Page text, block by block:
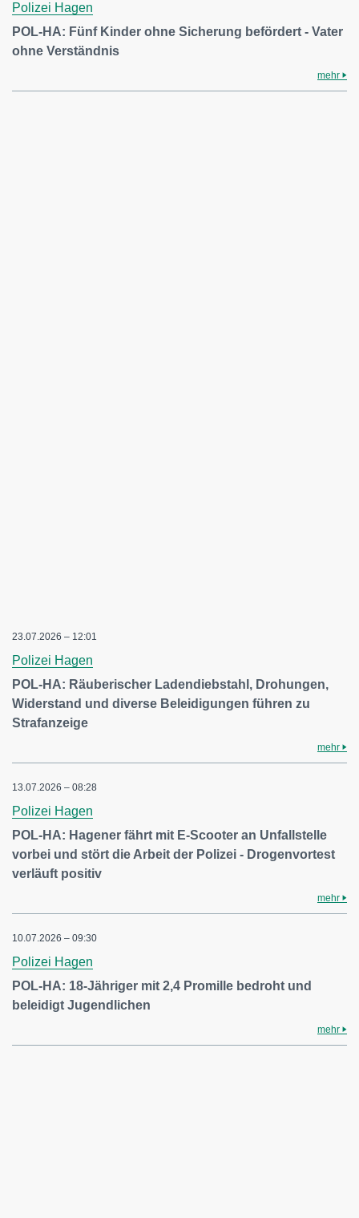
Polizei Hagen
POL-HA: Fünf Kinder ohne Sicherung befördert - Vater
ohne Verständnis
mehr
23.07.2026 – 12:01
Polizei Hagen
POL-HA: Räuberischer Ladendiebstahl, Drohungen,
Widerstand und diverse Beleidigungen führen zu
Strafanzeige
mehr
13.07.2026 – 08:28
Polizei Hagen
POL-HA: Hagener fährt mit E-Scooter an Unfallstelle
vorbei und stört die Arbeit der Polizei - Drogenvortest
verläuft positiv
mehr
10.07.2026 – 09:30
Polizei Hagen
POL-HA: 18-Jähriger mit 2,4 Promille bedroht und
beleidigt Jugendlichen
mehr